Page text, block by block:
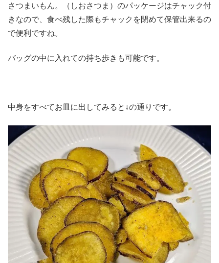
さつまいもん。（しおさつま）のパッケージはチャック付
きなので、食べ残した際もチャックを閉めて保管出来るの
で便利ですね。
バッグの中に入れての持ち歩きも可能です。
中身をすべてお皿に出してみると↓の通りです。